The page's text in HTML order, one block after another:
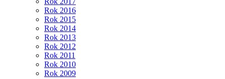
Rok 2016
Rok 2015
Rok 2014
Rok 2013
Rok 2012
Rok 2011
Rok 2010
Rok 2009